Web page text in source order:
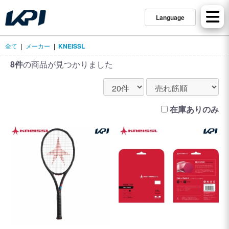
Language
全て | メーカー | KNEISSL
8件の商品が見つかりました
在庫ありのみ